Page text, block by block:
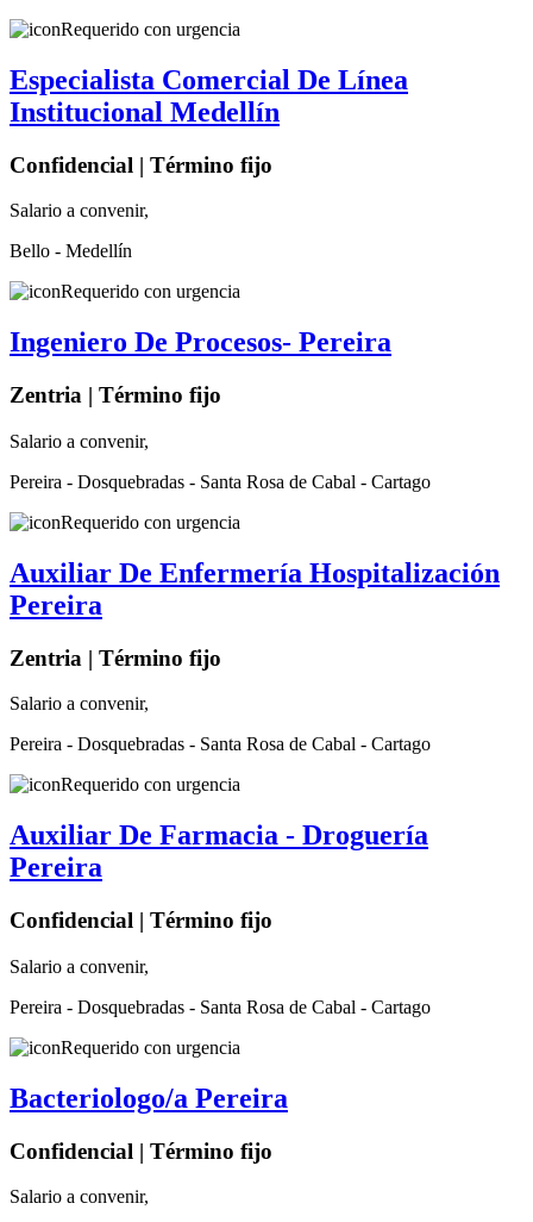
Requerido con urgencia
Especialista Comercial De Línea
Institucional Medellín
Confidencial | Término fijo
Salario a convenir,
Bello - Medellín
Requerido con urgencia
Ingeniero De Procesos- Pereira
Zentria | Término fijo
Salario a convenir,
Pereira - Dosquebradas - Santa Rosa de Cabal - Cartago
Requerido con urgencia
Auxiliar De Enfermería Hospitalización
Pereira
Zentria | Término fijo
Salario a convenir,
Pereira - Dosquebradas - Santa Rosa de Cabal - Cartago
Requerido con urgencia
Auxiliar De Farmacia - Droguería
Pereira
Confidencial | Término fijo
Salario a convenir,
Pereira - Dosquebradas - Santa Rosa de Cabal - Cartago
Requerido con urgencia
Bacteriologo/a Pereira
Confidencial | Término fijo
Salario a convenir,